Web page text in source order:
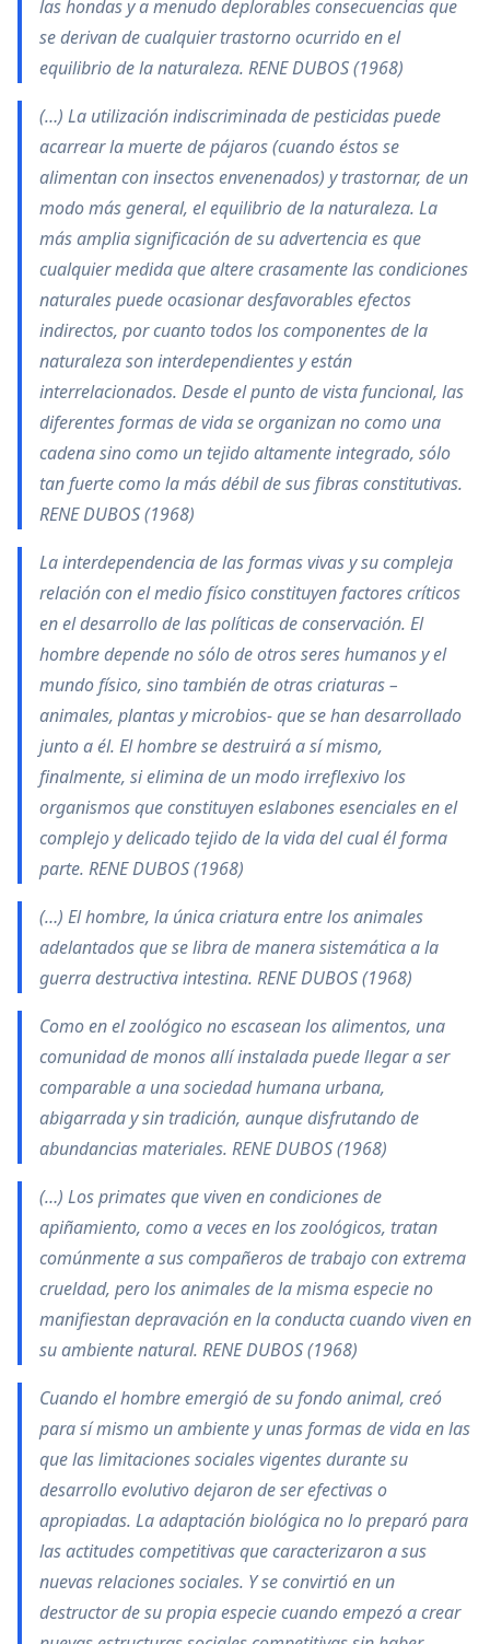
las hondas y a menudo deplorables consecuencias que
se derivan de cualquier trastorno ocurrido en el
equilibrio de la naturaleza. RENE DUBOS (1968)
(…) La utilización indiscriminada de pesticidas puede
acarrear la muerte de pájaros (cuando éstos se
alimentan con insectos envenenados) y trastornar, de un
modo más general, el equilibrio de la naturaleza. La
más amplia significación de su advertencia es que
cualquier medida que altere crasamente las condiciones
naturales puede ocasionar desfavorables efectos
indirectos, por cuanto todos los componentes de la
naturaleza son interdependientes y están
interrelacionados. Desde el punto de vista funcional, las
diferentes formas de vida se organizan no como una
cadena sino como un tejido altamente integrado, sólo
tan fuerte como la más débil de sus fibras constitutivas.
RENE DUBOS (1968)
La interdependencia de las formas vivas y su compleja
relación con el medio físico constituyen factores críticos
en el desarrollo de las políticas de conservación. El
hombre depende no sólo de otros seres humanos y el
mundo físico, sino también de otras criaturas –
animales, plantas y microbios- que se han desarrollado
junto a él. El hombre se destruirá a sí mismo,
finalmente, si elimina de un modo irreflexivo los
organismos que constituyen eslabones esenciales en el
complejo y delicado tejido de la vida del cual él forma
parte. RENE DUBOS (1968)
(…) El hombre, la única criatura entre los animales
adelantados que se libra de manera sistemática a la
guerra destructiva intestina. RENE DUBOS (1968)
Como en el zoológico no escasean los alimentos, una
comunidad de monos allí instalada puede llegar a ser
comparable a una sociedad humana urbana,
abigarrada y sin tradición, aunque disfrutando de
abundancias materiales. RENE DUBOS (1968)
(…) Los primates que viven en condiciones de
apiñamiento, como a veces en los zoológicos, tratan
comúnmente a sus compañeros de trabajo con extrema
crueldad, pero los animales de la misma especie no
manifiestan depravación en la conducta cuando viven en
su ambiente natural. RENE DUBOS (1968)
Cuando el hombre emergió de su fondo animal, creó
para sí mismo un ambiente y unas formas de vida en las
que las limitaciones sociales vigentes durante su
desarrollo evolutivo dejaron de ser efectivas o
apropiadas. La adaptación biológica no lo preparó para
las actitudes competitivas que caracterizaron a sus
nuevas relaciones sociales. Y se convirtió en un
destructor de su propia especie cuando empezó a crear